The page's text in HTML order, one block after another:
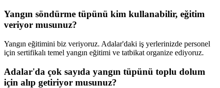
Yangın söndürme tüpünü kim kullanabilir, eğitim
veriyor musunuz?
Yangın eğitimini biz veriyoruz. Adalar'daki iş yerlerinizde personel
için sertifikalı temel yangın eğitimi ve tatbikat organize ediyoruz.
Adalar'da çok sayıda yangın tüpünü toplu dolum
için alıp getiriyor musunuz?